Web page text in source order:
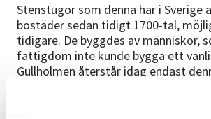
Stenstugor som denna har i Sverige
bostäder sedan tidigt 1700-tal,
tidigare. De byggdes av människor,
fattigdom inte kunde bygga ett
Gullholmen återstår idag endast